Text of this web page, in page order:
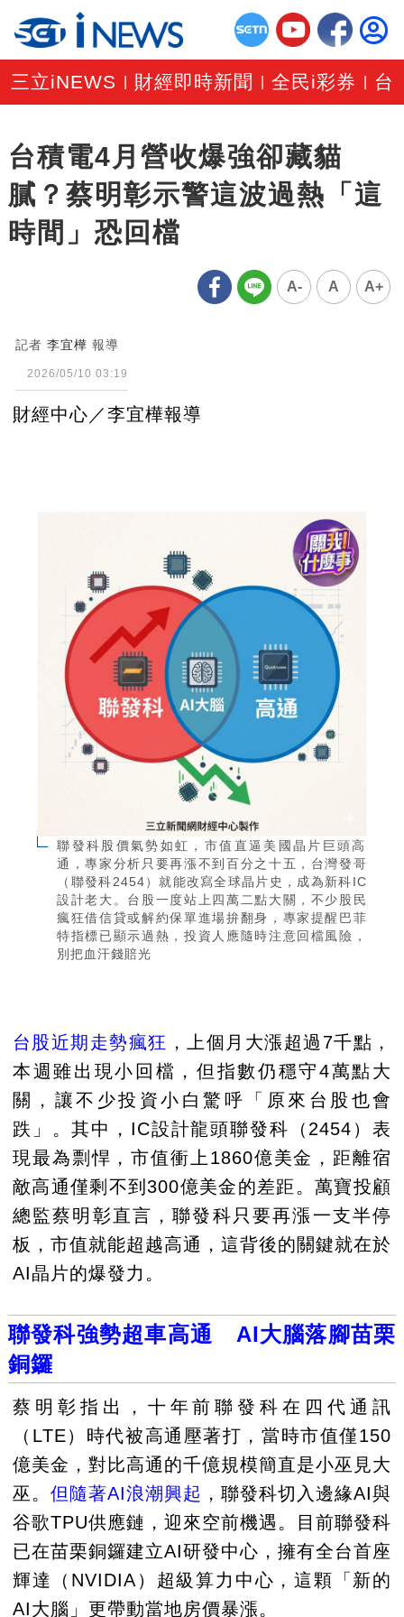
三立iNEWS 財經即時新聞 |全民i彩券 台
台積電4月營收爆強卻藏貓
膩？蔡明彰示警這波過熱「這
時間」恐回檔
A- A A+
記者 李宜樺 報導
2026/05/10 03:19
財經中心／李宜樺報導
聯發科股價氣勢如虹，市值直逼美國晶片巨頭高
通，專家分析只要再漲不到百分之十五，台灣發哥
（聯發科2454）就能改寫全球晶片史，成為新科IC
設計老大。台股一度站上四萬二點大關，不少股民
瘋狂借信貸或解約保單進場拚翻身，專家提醒巴菲
特指標已顯示過熱，投資人應隨時注意回檔風險，
別把血汗錢賠光
台股近期走勢瘋狂 ，上個月大漲超過7千點，
本週雖出現小回檔，但指數仍穩守4萬點大
關，讓不少投資小白驚呼「原來台股也會
跌」。其中，IC設計龍頭聯發科（2454）表
現最為剽悍，市值衝上1860億美金，距離宿
敵高通僅剩不到300億美金的差距。萬寶投顧
總監蔡明彰直言，聯發科只要再漲一支半停
板，市值就能超越高通，這背後的關鍵就在於
AI晶片的爆發力。
聯發科強勢超車高通 AI大腦落腳苗栗
銅鑼
蔡明彰指出，十年前聯發科在四代通訊
（LTE）時代被高通壓著打，當時市值僅150
億美金，對比高通的千億規模簡直是小巫見大
巫。 但隨著AI浪潮興起 ，聯發科切入邊緣AI與
谷歌TPU供應鏈，迎來空前機遇。目前聯發科
已在苗栗銅鑼建立AI研發中心，擁有全台首座
輝達（NVIDIA）超級算力中心，這顆「新的
AI大腦」更帶動當地房價暴漲。